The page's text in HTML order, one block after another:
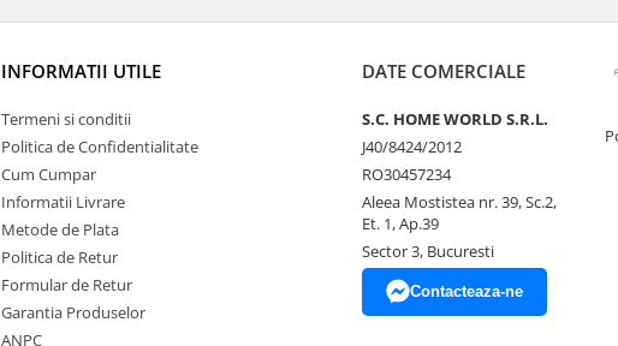
INFORMATII UTILE
Termeni si conditii
Politica de Confidentialitate
Cum Cumpar
Informatii Livrare
Metode de Plata
Politica de Retur
Formular de Retur
Garantia Produselor
ANPC
DATE COMERCIALE
S.C. HOME WORLD S.R.L.
J40/8424/2012
RO30457234
Aleea Mostistea nr. 39, Sc.2,
Et. 1, Ap.39
Sector 3, Bucuresti
Contacteaza-ne